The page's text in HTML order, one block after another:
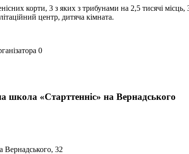
корти, 3 з яких з трибунами на 2,5 тисячі
центр, дитяча кімната.
0
школа «Старттенніс» на Вернадського
Вернадського, 32